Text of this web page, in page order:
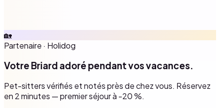
🏡
Partenaire · Holidog
Votre Briard adoré pendant vos vacances.
Pet-sitters vérifiés et notés près de chez vous. Réservez
en 2 minutes — premier séjour à -20 %.